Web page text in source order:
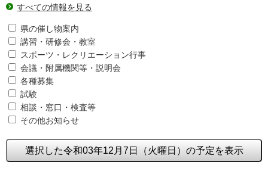
すべての情報を見る
県の催し物案内
講習・研修会・教室
スポーツ・レクリエーション行事
会議・附属機関等・説明会
各種募集
試験
相談・窓口・検査等
その他お知らせ
選択した令和03年12月7日（火曜日）の予定を表示